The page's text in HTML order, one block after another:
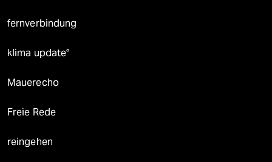
fernverbindung
klima update°
Mauerecho
Freie Rede
reingehen